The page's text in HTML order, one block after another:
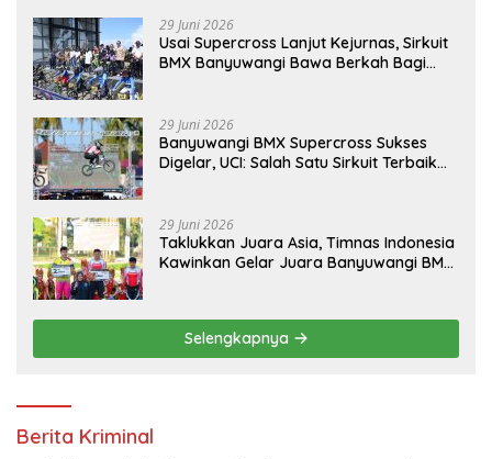
29 Juni 2026
Usai Supercross Lanjut Kejurnas, Sirkuit
BMX Banyuwangi Bawa Berkah Bagi
29 Juni 2026
Banyuwangi BMX Supercross Sukses
Digelar, UCI: Salah Satu Sirkuit Terbaik
29 Juni 2026
Taklukkan Juara Asia, Timnas Indonesia
Kawinkan Gelar Juara Banyuwangi BMX
Selengkapnya
Berita Kriminal